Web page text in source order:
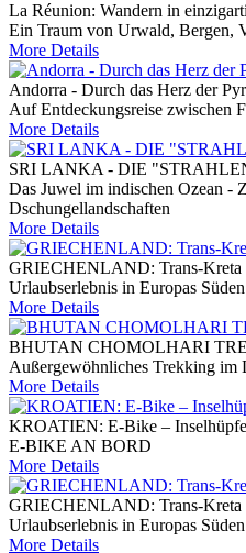
La Réunion: Wandern in
Ein Traum von Urwald, Bergen,
More Details
Andorra - Durch das Herz der
Auf Entdeckungsreise zwischen
More Details
SRI LANKA - DIE
Das Juwel im indischen Ozean -
Dschungellandschaften
More Details
GRIECHENLAND: Trans-Kreta
Urlaubserlebnis in Europas Süden
More Details
BHUTAN CHOMOLHARI
Außergewöhnliches Trekking im
More Details
KROATIEN: E-Bike –
E-BIKE AN BORD
More Details
GRIECHENLAND: Trans-Kreta
Urlaubserlebnis in Europas Süden
More Details